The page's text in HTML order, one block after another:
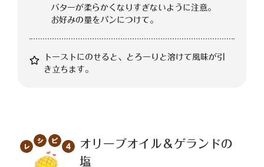
バターが柔らかくなりすぎないように注意。
お好みの量をパンにつけて。
トーストにのせると、とろーりと溶けて風味が引
き立ちます。
オリーブオイル＆ゲランドの
塩